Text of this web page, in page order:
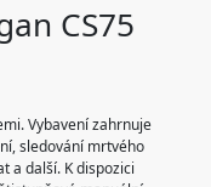
CS75
Vybavení zahrnuje
sledování mrtvého
a další. K dispozici